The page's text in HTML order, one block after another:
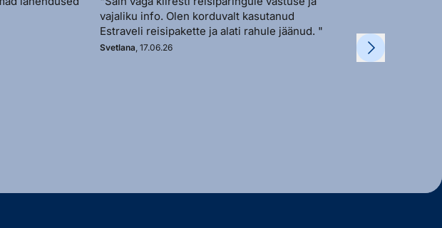
vajaliku info. Olen korduvalt kasutanud
Estraveli reisipakette ja alati rahule jäänud. "
Svetlana, 17.06.26
soovi korral. "
Kadi, 11.06.26